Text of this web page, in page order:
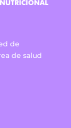
de
de salud